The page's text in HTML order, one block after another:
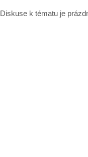
Diskuse k tématu je